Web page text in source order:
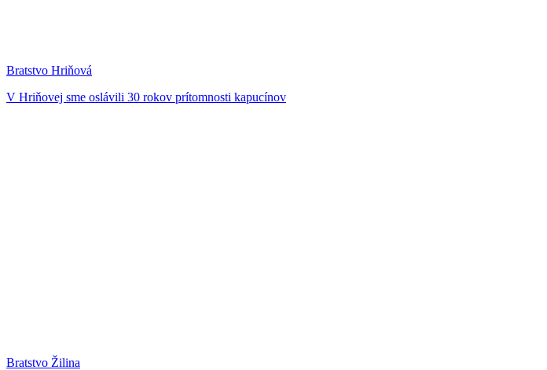
Bratstvo Hriňová
V Hriňovej sme oslávili 30 rokov prítomnosti kapucínov
Bratstvo Žilina